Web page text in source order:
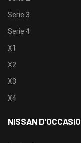
Serie 3
Serie 4
X1
X2
X3
X4
NISSAN